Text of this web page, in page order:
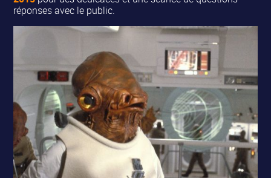
réponses avec le public.